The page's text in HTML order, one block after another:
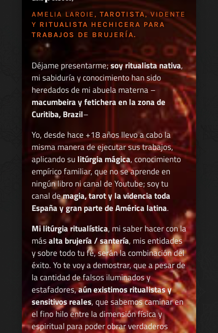
AMELIA LAROIE, TAROTISTA, VIDENTE
Y RITUALISTA HECHICERA PARA
TRABAJOS DE BRUJERÍA.
Déjame presentarme;soy ritualista nativa,
mi sabiduría y conocimiento han sido
heredados de mi abuela materna –
macumbeira y fetichera en la zona de
Curitiba, Brazil–
Yo, desde hace +18 años llevo a cabo la
misma manera de ejecutar sus trabajos,
aplicando su litúrgia mágica, conocimiento
empírico familiar, que no se aprende en
ningún libro ni canal de Youtube; soy tu
canal demagia, tarot y la videncia toda
España y gran parte de América latina.
Mi litúrgia ritualística, mi saber hacer con la
másalta brujería / santería, mis entidades
y sobre todo tu fé, serán la combinación del
éxito. Yo te voy a demostrar, que a pesar de
la cantidad de falsos iluminados y
estafadores,aún existimos ritualistas y
sensitivos reales, que sabemos caminar en
el fino hilo entre la dimensión física y
espiritual para poder obrar verdaderos